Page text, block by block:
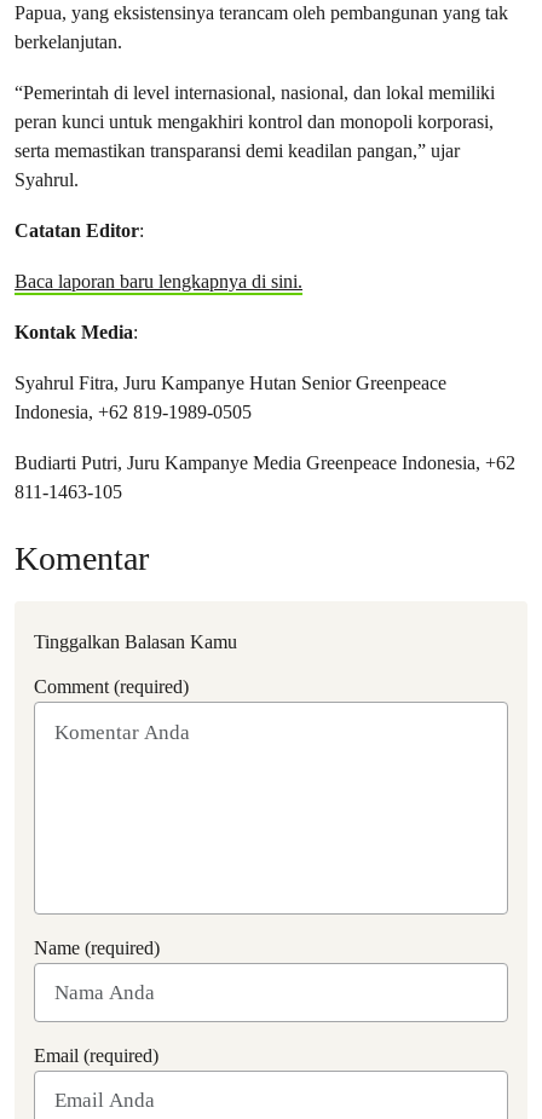
Papua, yang eksistensinya terancam oleh pembangunan yang tak
berkelanjutan.
“Pemerintah di level internasional, nasional, dan lokal memiliki
peran kunci untuk mengakhiri kontrol dan monopoli korporasi,
serta memastikan transparansi demi keadilan pangan,” ujar
Syahrul.
Catatan Editor:
Baca laporan baru lengkapnya di sini.
Kontak Media:
Syahrul Fitra, Juru Kampanye Hutan Senior Greenpeace
Indonesia, ‪+62 819-1989-0505‬
Budiarti Putri, Juru Kampanye Media Greenpeace Indonesia, +62
811-1463-105
Komentar
Tinggalkan Balasan Kamu
Comment (required)
Name (required)
Email (required)